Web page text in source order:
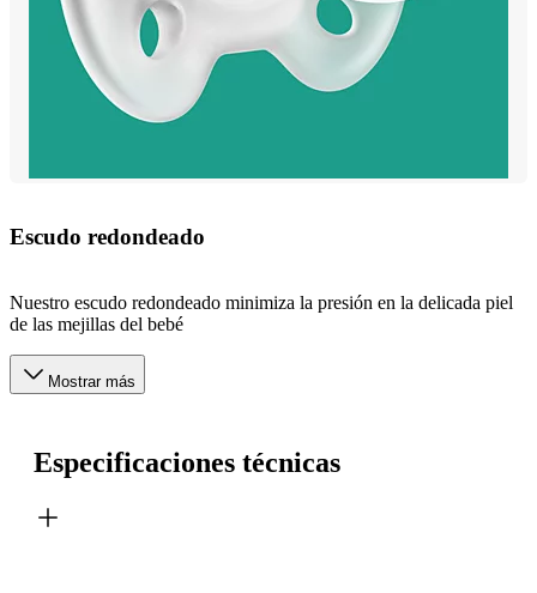
Escudo redondeado
Nuestro escudo redondeado minimiza la presión en la delicada piel
de las mejillas del bebé
Mostrar más
Especificaciones técnicas